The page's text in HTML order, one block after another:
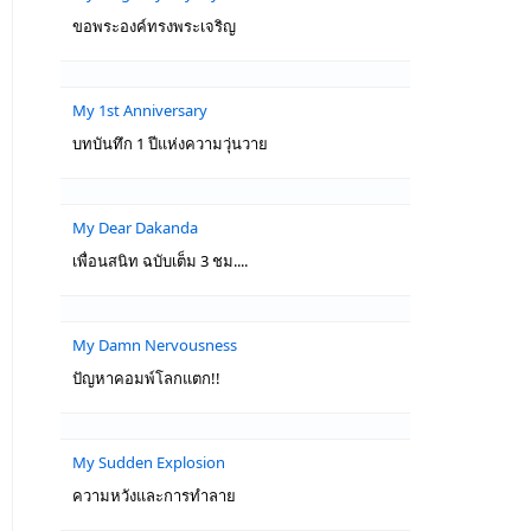
ขอพระองค์ทรงพระเจริญ
My 1st Anniversary
บทบันทึก 1 ปีแห่งความวุ่นวาย
My Dear Dakanda
เพื่อนสนิท ฉบับเต็ม 3 ชม....
My Damn Nervousness
ปัญหาคอมพ์โลกแตก!!
My Sudden Explosion
ความหวังและการทำลาย